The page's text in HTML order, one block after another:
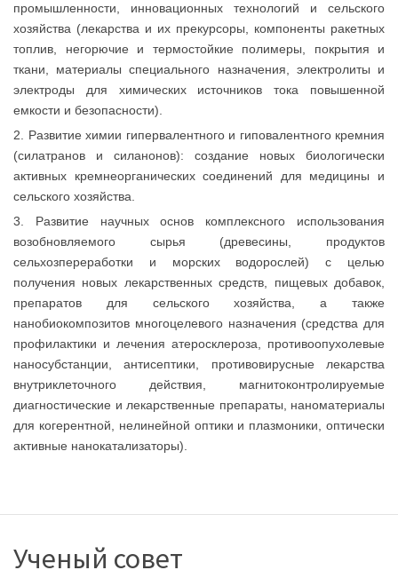
промышленности, инновационных технологий и сельского
хозяйства (лекарства и их прекурсоры, компоненты ракетных
топлив, негорючие и термостойкие полимеры, покрытия и
ткани, материалы специального назначения, электролиты и
электроды для химических источников тока повышенной
емкости и безопасности).
2. Развитие химии гипервалентного и гиповалентного кремния
(силатранов и силанонов): создание новых биологически
активных кремнеорганических соединений для медицины и
сельского хозяйства.
3. Развитие научных основ комплексного использования
возобновляемого сырья (древесины, продуктов
сельхозпереработки и морских водорослей) с целью
получения новых лекарственных средств, пищевых добавок,
препаратов для сельского хозяйства, а также
нанобиокомпозитов многоцелевого назначения (средства для
профилактики и лечения атеросклероза, противоопухолевые
наносубстанции, антисептики, противовирусные лекарства
внутриклеточного действия, магнитоконтролируемые
диагностические и лекарственные препараты, наноматериалы
для когерентной, нелинейной оптики и плазмоники, оптически
активные нанокатализаторы).
Ученый совет